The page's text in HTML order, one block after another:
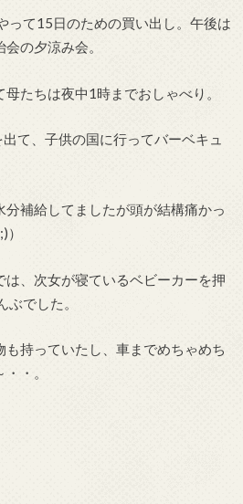
って15日のための買い出し。午後は
の夕涼み会。
たちは夜中1時までおしゃべり。
て、子供の国に行ってバーベキュ
分補給してましたが頭が結構痛かっ
、次女が寝ているベビーカーを押
でした。
持っていたし、車までめちゃめち
・。